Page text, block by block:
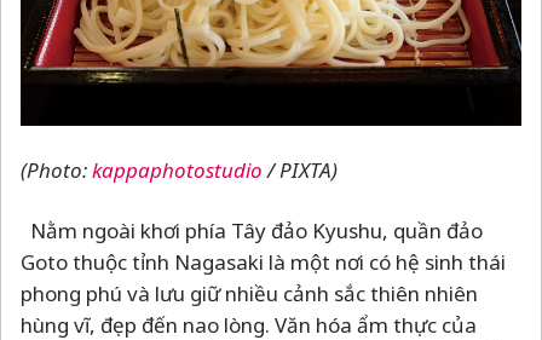
(Photo:kappaphotostudio/ PIXTA)
Nằm ngoài khơi phía Tây đảo Kyushu, quần đảo
Goto thuộc tỉnh Nagasaki là một nơi có hệ sinh thái
phong phú và lưu giữ nhiều cảnh sắc thiên nhiên
hùng vĩ, đẹp đến nao lòng. Văn hóa ẩm thực của